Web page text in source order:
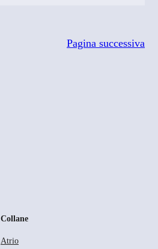
Pagina successiva
Collane
Atrio